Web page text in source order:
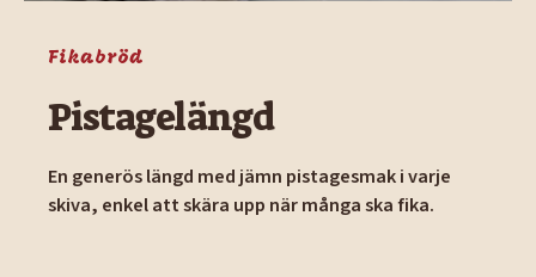
Fikabröd
Pistagelängd
En generös längd med jämn pistagesmak i varje
skiva, enkel att skära upp när många ska fika.